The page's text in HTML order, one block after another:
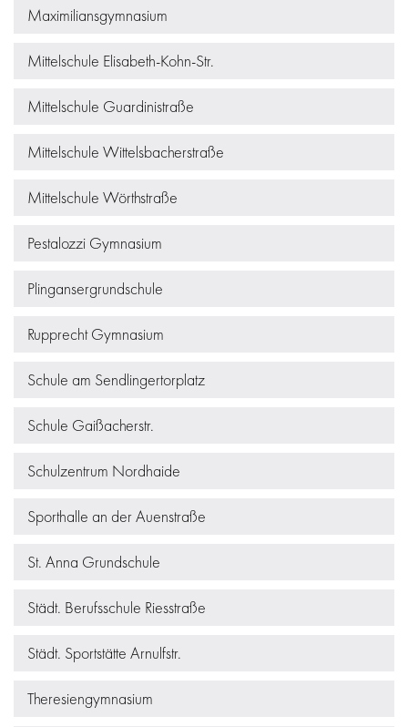
Maximiliansgymnasium
Mittelschule Elisabeth-Kohn-Str.
Mittelschule Guardinistraße
Mittelschule Wittelsbacherstraße
Mittelschule Wörthstraße
Pestalozzi Gymnasium
Plingansergrundschule
Rupprecht Gymnasium
Schule am Sendlingertorplatz
Schule Gaißacherstr.
Schulzentrum Nordhaide
Sporthalle an der Auenstraße
St. Anna Grundschule
Städt. Berufsschule Riesstraße
Städt. Sportstätte Arnulfstr.
Theresiengymnasium